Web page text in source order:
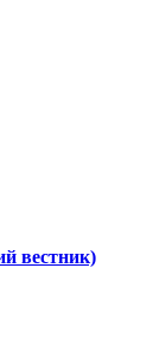
вестник)